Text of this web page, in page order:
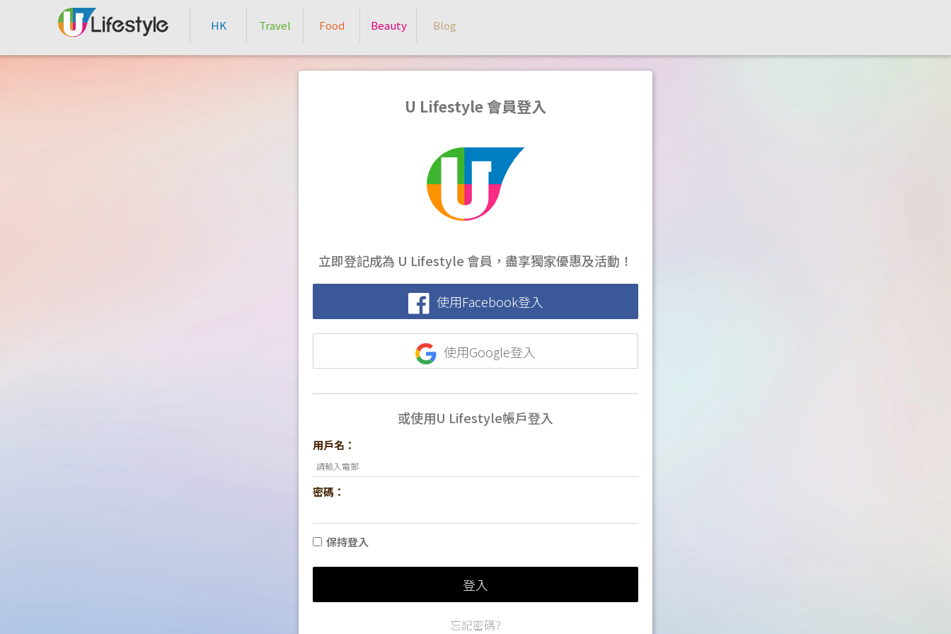
HK Travel Food Beauty Blog
U Lifestyle 會員登入
立即登記成為 U Lifestyle 會員，盡享獨家優惠及活動！
使用Facebook登入
使用Google登入
或使用U Lifestyle帳戶登入
用戶名：
密碼：
保持登入
登入
忘記密碼?